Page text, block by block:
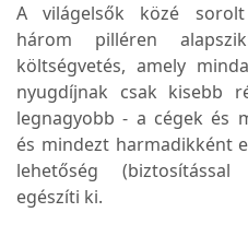
A világelsők közé
három pilléren
költségvetés, amely
nyugdíjnak csak kisebb
legnagyobb - a cégek és
és mindezt harmadikként
lehetőség
egészíti ki.